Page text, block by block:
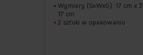
Wymiary (SxWxG): 17 cm x
17 cm
2 sztuki w opakowaniu